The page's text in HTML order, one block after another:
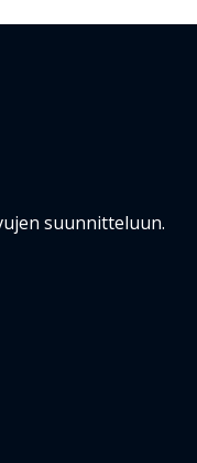
suunnitteluun.